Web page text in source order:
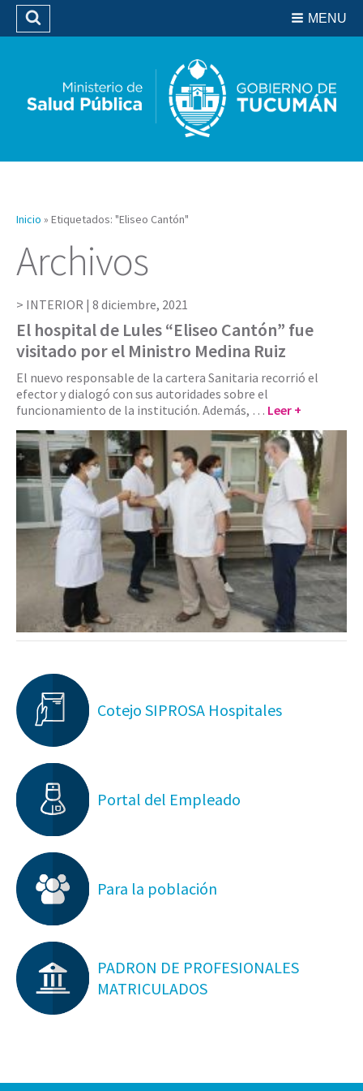
Biblioteca
MENU
Buscar
Inicio » Etiquetados: "Eliseo Cantón"
Archivos
INTERIOR | 8 diciembre, 2021
El hospital de Lules “Eliseo Cantón” fue
visitado por el Ministro Medina Ruiz
El nuevo responsable de la cartera Sanitaria recorrió el
efector y dialogó con sus autoridades sobre el
funcionamiento de la institución. Además, … Leer +
Cotejo SIPROSA Hospitales
Portal del Empleado
Para la población
PADRON DE PROFESIONALES
MATRICULADOS